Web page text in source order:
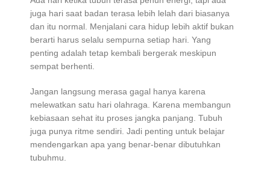
juga hari saat badan terasa lebih lelah dari biasanya
dan itu normal. Menjalani cara hidup lebih aktif bukan
berarti harus selalu sempurna setiap hari. Yang
penting adalah tetap kembali bergerak meskipun
sempat berhenti.
Jangan langsung merasa gagal hanya karena
melewatkan satu hari olahraga. Karena membangun
kebiasaan sehat itu proses jangka panjang. Tubuh
juga punya ritme sendiri. Jadi penting untuk belajar
mendengarkan apa yang benar-benar dibutuhkan
tubuhmu.